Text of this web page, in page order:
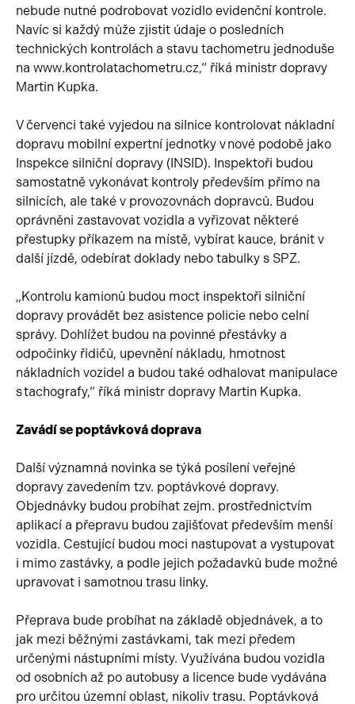
nebude nutné podrobovat vozidlo evidenční kontrole.
Navíc si každý může zjistit údaje o posledních
technických kontrolách a stavu tachometru jednoduše
na www.kontrolatachometru.cz,“ říká ministr dopravy
Martin Kupka.
V červenci také vyjedou na silnice kontrolovat nákladní
dopravu mobilní expertní jednotky v nové podobě jako
Inspekce silniční dopravy (INSID). Inspektoři budou
samostatně vykonávat kontroly především přímo na
silnicích, ale také v provozovnách dopravců. Budou
oprávněni zastavovat vozidla a vyřizovat některé
přestupky příkazem na místě, vybírat kauce, bránit v
další jízdě, odebírat doklady nebo tabulky s SPZ.
„Kontrolu kamionů budou moct inspektoři silniční
dopravy provádět bez asistence policie nebo celní
správy. Dohlížet budou na povinné přestávky a
odpočinky řidičů, upevnění nákladu, hmotnost
nákladních vozidel a budou také odhalovat manipulace
s tachografy,“ říká ministr dopravy Martin Kupka.
Zavádí se poptávková doprava
Další významná novinka se týká posílení veřejné
dopravy zavedením tzv. poptávkové dopravy.
Objednávky budou probíhat zejm. prostřednictvím
aplikací a přepravu budou zajišťovat především menší
vozidla. Cestující budou moci nastupovat a vystupovat
i mimo zastávky, a podle jejich požadavků bude možné
upravovat i samotnou trasu linky.
Přeprava bude probíhat na základě objednávek, a to
jak mezi běžnými zastávkami, tak mezi předem
určenými nástupními místy. Využívána budou vozidla
od osobních až po autobusy a licence bude vydávána
pro určitou územní oblast, nikoliv trasu. Poptávková